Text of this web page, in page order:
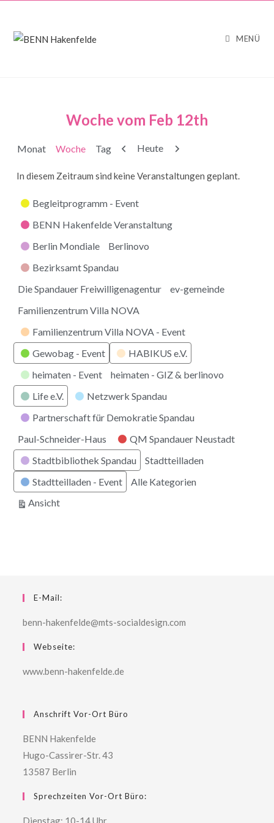
MENÜ
Woche vom Feb 12th
Monat Woche Tag Zurück
Heute Weiter
In diesem Zeitraum sind keine Veranstaltungen geplant.
Kategorien
Begleitprogramm - Event
BENN Hakenfelde Veranstaltung
Berlin Mondiale
Berlinovo
Bezirksamt Spandau
Die Spandauer Freiwilligenagentur
ev-gemeinde
Familienzentrum Villa NOVA
Familienzentrum Villa NOVA - Event
Gewobag - Event
HABIKUS e.V.
heimaten - Event
heimaten - GIZ & berlinovo
Life e.V.
Netzwerk Spandau
Partnerschaft für Demokratie Spandau
Paul-Schneider-Haus
QM Spandauer Neustadt
Stadtbibliothek Spandau
Stadtteilladen
Stadtteilladen - Event
Alle Kategorien
Ansichtausdrucken
E-Mail:
benn-hakenfelde@mts-socialdesign.com
Webseite:
www.benn-hakenfelde.de
Anschrift Vor-Ort Büro
BENN Hakenfelde
Hugo-Cassirer-Str. 43
13587 Berlin
Sprechzeiten Vor-Ort Büro:
Dienstag: 10-14 Uhr